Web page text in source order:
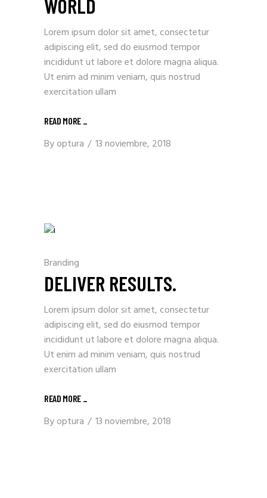
WORLD
Lorem ipsum dolor sit amet, consectetur
adipiscing elit, sed do eiusmod tempor
incididunt ut labore et dolore magna aliqua.
Ut enim ad minim veniam, quis nostrud
exercitation ullam
READ MORE _
Byoptura 13 noviembre, 2018
Branding
DELIVER RESULTS.
Lorem ipsum dolor sit amet, consectetur
adipiscing elit, sed do eiusmod tempor
incididunt ut labore et dolore magna aliqua.
Ut enim ad minim veniam, quis nostrud
exercitation ullam
READ MORE _
Byoptura 13 noviembre, 2018